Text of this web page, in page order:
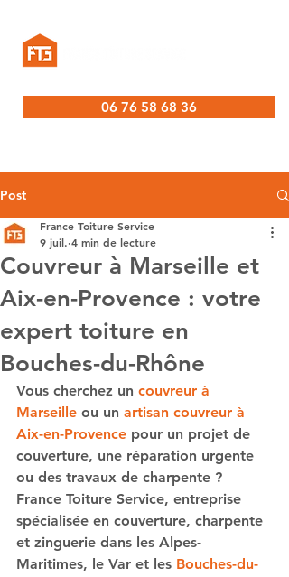
06 76 58 68 36
Post
Couvreur à Marseille et
Aix-en-Provence : votre
expert toiture en
Bouches-du-Rhône
France Toiture Service
9 juil. 4 min de lecture
Vous cherchez un couvreur à
Marseille ou un artisan couvreur à
Aix-en-Provence pour un projet de
couverture, une réparation urgente
ou des travaux de charpente ?
France Toiture Service, entreprise
spécialisée en couverture, charpente
et zinguerie dans les Alpes-
Maritimes, le Var et les Bouches-du-